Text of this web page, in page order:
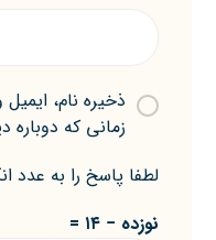
ذخیره نام،
زمانی که
لطفا پاسخ را به عدد
نوزده − ۱۴ =